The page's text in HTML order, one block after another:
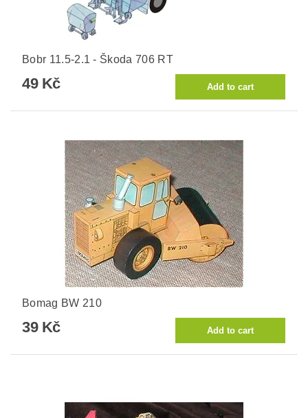
Bobr 11.5-2.1 - Škoda 706 RT
49 Kč
Bomag BW 210
39 Kč